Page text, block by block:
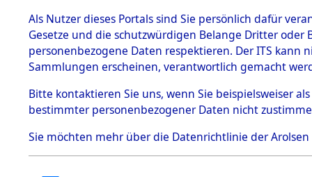
mente
5. Verschiedenes
5.3
Todesmärsche
5.3.1 Alliierte
Erhebungen
zu
Todesmärsch
en
5.3.2
Als Nutzer dieses Portals sind Sie persönlich dafür
Gesetze und die schutzwürdigen Belange Dritter
personenbezogene Daten respektieren. Der ITS
Sammlungen erscheinen, verantwortlich gemacht
Bitte kontaktieren Sie uns, wenn Sie beispielsweiser
bestimmter personenbezogener Daten nicht
Sie möchten mehr über die Datenrichtlinie der Arolsen